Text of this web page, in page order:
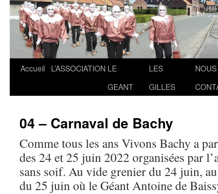
Accueil L’ASSOCIATION LE
GEANT
LES
GILLES
NOUS
04 – Carnaval de Bachy
Comme tous les ans Vivons Bachy a
des 24 et 25 juin 2022 organisées par
sans soif. Au vide grenier du 24 juin,
du 25 juin où le Géant Antoine de